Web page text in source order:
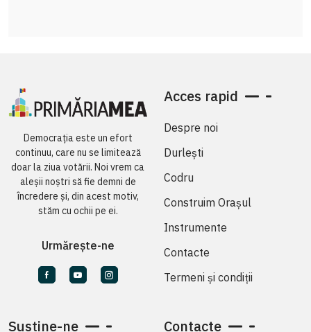
Democrația este un efort
continuu, care nu se limitează
doar la ziua votării. Noi vrem ca
aleșii noștri să fie demni de
încredere și, din acest motiv,
stăm cu ochii pe ei.
Urmărește-ne
Acces rapid
Despre noi
Durlești
Codru
Construim Orașul
Instrumente
Contacte
Termeni și condiții
Susține-ne Contacte